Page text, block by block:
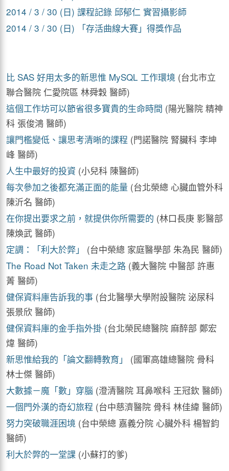
2014 / 3 / 30 (日) 課程記錄 邱郁仁 實習攝影師
2014 / 3 / 30 (日) 「存活曲線大賽」得獎作品
比 SAS 好用太多的新思惟 MySQL 工作環境 (台北市立
聯合醫院 仁愛院區 林舜穀 醫師)
這個工作坊可以節省很多寶貴的生命時間 (陽光醫院 精神
科 張俊鴻 醫師)
讓門檻變低、讓思考清晰的課程 (門諾醫院 腎臟科 李坤
峰 醫師)
人生中最好的投資 (小兒科 陳醫師)
每次參加之後都充滿正面的能量 (台北榮總 心臟血管外科
陳沂名 醫師)
在你提出要求之前，就提供你所需要的 (林口長庚 影醫部
陳煥武 醫師)
定調：「利大於弊」
(台中榮總 家庭醫學部 朱為民 醫師)
The Road Not Taken 未走之路 (義大醫院 中醫部 許惠
菁 醫師)
健保資料庫告訴我的事 (台北醫學大學附設醫院 泌尿科
張景欣 醫師)
健保資料庫的金手指外掛 (台北榮民總醫院 麻醉部 鄭宏
煒 醫師)
新思惟給我的「論文翻轉教育」
(國軍高雄總醫院 骨科
林士傑 醫師)
大數據－魔「數」穿腦 (澄清醫院 耳鼻喉科 王冠欽 醫師)
一個門外漢的奇幻旅程 (台中慈濟醫院 骨科 林佳緯 醫師)
努力突破職涯困境 (台中榮總 嘉義分院 心臟外科 楊智鈞
醫師)
利大於弊的一堂課 (小蘇打的爹)